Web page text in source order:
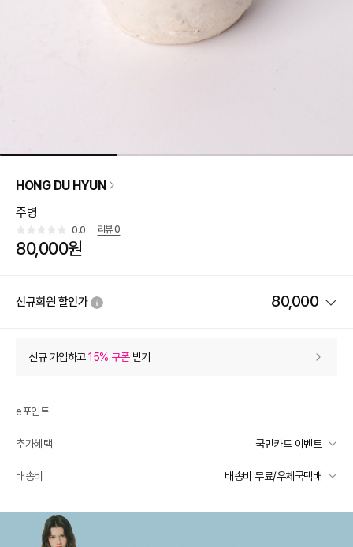
HONG DU HYUN
주병
0.0 리뷰0
80,000원
신규회원 할인가 80,000
상품 할인 (자동적용)
바바캐시 1% 할인
- 0
신규 가입하고15% 쿠폰받기
e포인트
추가혜택 국민카드 이벤트
국민카드 이벤트
카드별 무이자 할부 안내
배송비 배송비 무료/우체국택배